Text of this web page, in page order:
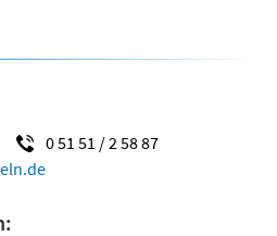
0 51 51 / 2 58 87